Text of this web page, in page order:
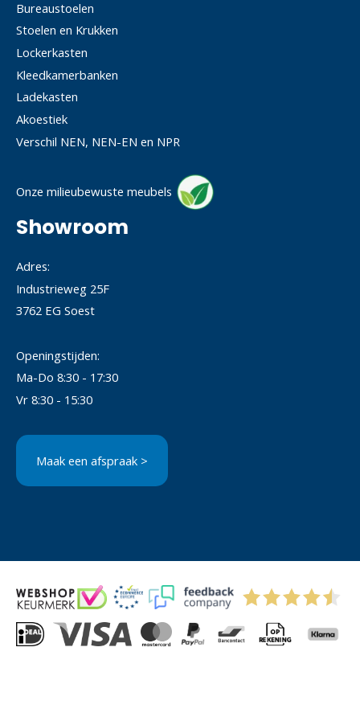
Bureaustoelen
Stoelen en Krukken
Lockerkasten
Kleedkamerbanken
Ladekasten
Akoestiek
Verschil NEN, NEN-EN en NPR
Onze milieubewuste meubels
Showroom
Adres:
Industrieweg 25F
3762 EG Soest
Openingstijden:
Ma-Do 8:30 - 17:30
Vr 8:30 - 15:30
Maak een afspraak >